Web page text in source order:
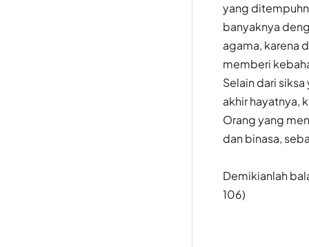
yang
banyaknya
agama, karena
memberi
Selain dari
akhir hayatnya,
Orang yang
dan binasa,
Demikianlah
106)